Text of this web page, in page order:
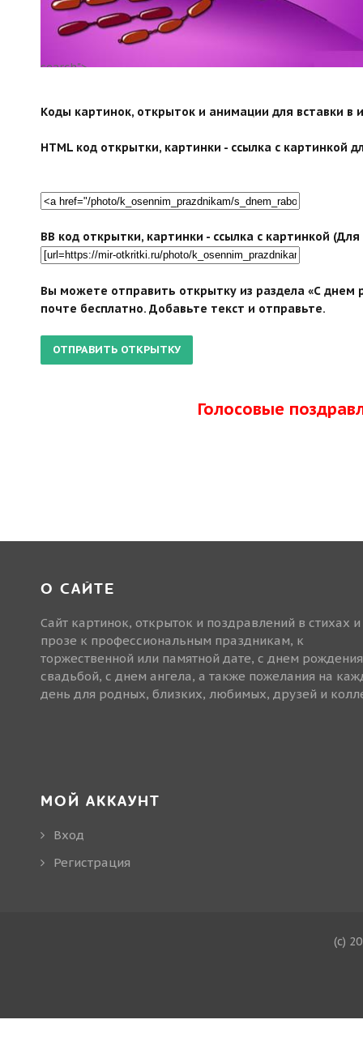
search">
Коды картинок, открыток и анимации для вставки в
HTML код открытки, картинки - ссылка с картинкой
BB код открытки, картинки - ссылка с картинкой
Вы можете отправить открытку из раздела «С
почте бесплатно. Добавьте текст и отправьте.
Голосовые
О САЙТЕ
Сайт картинок, открыток и поздравлений в стихах и
прозе к профессиональным праздникам, к
торжественной или памятной дате, с днем
свадьбой, с днем ангела, а также пожелания на
день для родных, близких, любимых, друзей и
МОЙ АККАУНТ
Вход
Регистрация
(c)